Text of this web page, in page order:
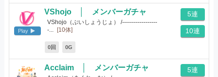
Play
VShojo │ メンバーガチャ
VShojo（ぶいしょうじょ） /------------------
-...
[10体]
0回 0G
5連
10連
Acclaim │ メンバーガチャ 5連